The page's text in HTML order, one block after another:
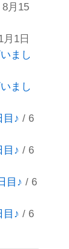
8月15
月1日
まし
まし
目♪ / 6
目♪ / 6
目♪ / 6
目♪ / 6